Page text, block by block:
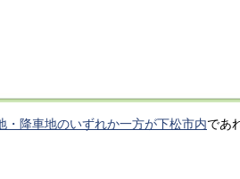
・降車地のいずれか一方が下松市内であ